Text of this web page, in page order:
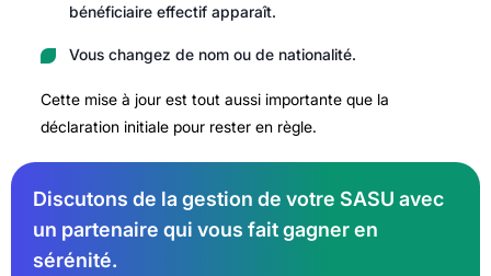
bénéficiaire effectif apparaît.
Vous changez de nom ou de nationalité.
Cette mise à jour est tout aussi importante que la
déclaration initiale pour rester en règle.
Discutons de la gestion de votre SASU avec
un partenaire qui vous fait gagner en
sérénité.